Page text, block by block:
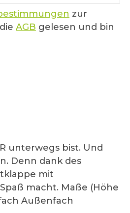
zur
AGB gelesen und bin
unterwegs bist. Und
Denn dank des
mit
macht. Maße (Höhe
Außenfach